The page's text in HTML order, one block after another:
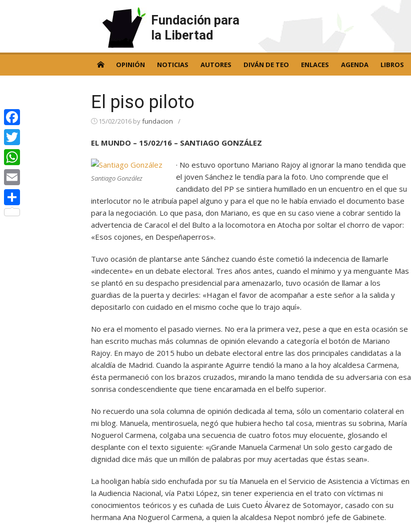
Fundación para
la Libertad
OPINIÓN NOTICIAS AUTORES DIVÁN DE TEO ENLACES AGENDA LIBROS
El piso piloto
15/02/2016 byfundacion /
EL MUNDO – 15/02/16 – SANTIAGO GONZÁLEZ
Santiago González
· No estuvo oportuno Mariano Rajoy al ignorar la mano tendida que
el joven Sánchez le tendía para la foto. Uno comprende que el
candidato del PP se sintiera humillado en un encuentro en el que su
interlocutor no le atribuía papel alguno y para el que no le había enviado el documento base
para la negociación. Lo que pasa, don Mariano, es que en su caso viene a cobrar sentido la
advertencia de Caracol el del Bulto a la locomotora en Atocha por soltar el chorro de vapor:
«Esos cojones, en Despeñaperros».
Tuvo ocasión de plantarse ante Sánchez cuando éste cometió la indecencia de llamarle
«indecente» en un debate electoral. Tres años antes, cuando el mínimo y ya menguante Mas
se plantó en su despacho presidencial para amenazarlo, tuvo ocasión de llamar a los
guardias de la puerta y decirles: «Hagan el favor de acompañar a este señor a la salida y
depositarlo con cuidado en el mismo coche que lo trajo aquí».
No era el momento el pasado viernes. No era la primera vez, pese a que en esta ocasión se
han escrito muchas más columnas de opinión elevando a categoría el botón de Mariano
Rajoy. En mayo de 2015 hubo un debate electoral entre las dos principales candidatas a la
alcaldía de Madrid. Cuando la aspirante Aguirre tendió la mano a la hoy alcaldesa Carmena,
ésta permaneció con los brazos cruzados, mirando la mano tendida de su adversaria con esa
sonrisa condescendiente que tiene encaramada en el belfo superior.
No recuerdo una sola columna de opinión dedicada al tema, sólo un comentario colateral en
mi blog. Manuela, mentirosuela, negó que hubiera hecho tal cosa, mientras su sobrina, María
Noguerol Carmena, colgaba una secuencia de cuatro fotos muy elocuente, glosando el
desplante con el texto siguiente: «¡Grande Manuela Carmena! Un solo gesto cargado de
dignidad dice más que un millón de palabras por muy acertadas que éstas sean».
La hooligan había sido enchufada por su tía Manuela en el Servicio de Asistencia a Víctimas en
la Audiencia Nacional, vía Patxi López, sin tener experiencia en el trato con víctimas ni
conocimientos teóricos y es cuñada de Luis Cueto Álvarez de Sotomayor, casado con su
hermana Ana Noguerol Carmena, a quien la alcaldesa Nepot nombró jefe de Gabinete.
Facebook
Twitter
WhatsApp
Email
Compartir